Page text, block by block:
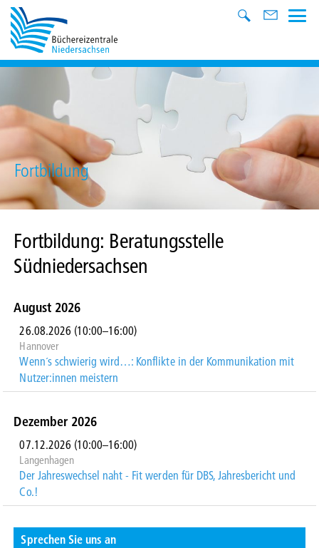
Fortbildung
Fortbildung: Beratungsstelle
Südniedersachsen
August 2026
26.08.2026 (10:00–16:00)
Hannover
Wenn´s schwierig wird…: Konflikte in der Kommunikation mit
Nutzer:innen meistern
Dezember 2026
07.12.2026 (10:00–16:00)
Langenhagen
Der Jahreswechsel naht - Fit werden für DBS, Jahresbericht und
Co.!
Sprechen Sie uns an